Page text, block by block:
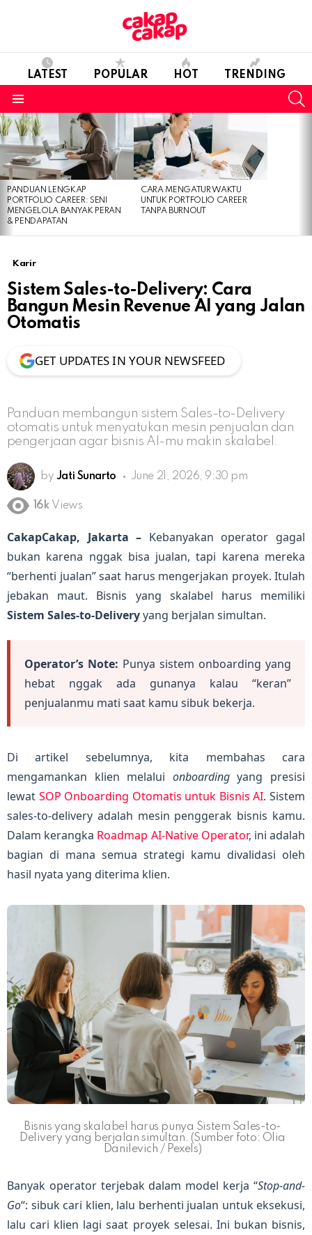
LATEST POPULAR HOT TRENDING
LATEST
STORIES
PANDUAN LENGKAP
PORTFOLIO CAREER: SENI
MENGELOLA BANYAK PERAN
& PENDAPATAN
CARA MENGATUR WAKTU
UNTUK PORTFOLIO CAREER
TANPA BURNOUT
Karir
Sistem Sales-to-Delivery: Cara
Bangun Mesin Revenue AI yang Jalan
Otomatis
GET UPDATES IN YOUR NEWSFEED
Panduan membangun sistem Sales-to-Delivery
otomatis untuk menyatukan mesin penjualan dan
pengerjaan agar bisnis AI-mu makin skalabel.
by Jati Sunarto June 21, 2026, 9:30 pm
16k Views
CakapCakap, Jakarta – Kebanyakan operator gagal
bukan karena nggak bisa jualan, tapi karena mereka
“berhenti jualan” saat harus mengerjakan proyek. Itulah
jebakan maut. Bisnis yang skalabel harus memiliki
Sistem Sales-to-Deliveryyang berjalan simultan.
Operator’s Note: Punya sistem onboarding yang
hebat nggak ada gunanya kalau “keran”
penjualanmu mati saat kamu sibuk bekerja.
Di artikel sebelumnya, kita membahas cara
mengamankan klien melalui onboardingyang presisi
lewat SOP Onboarding Otomatis untuk Bisnis AI. Sistem
sales-to-delivery adalah mesin penggerak bisnis kamu.
Dalam kerangka Roadmap AI-Native Operator, ini adalah
bagian di mana semua strategi kamu divalidasi oleh
hasil nyata yang diterima klien.
Bisnis yang skalabel harus punya Sistem Sales-to-
Delivery yang berjalan simultan. (Sumber foto: Olia
Danilevich / Pexels)
Banyak operator terjebak dalam model kerja “Stop-and-
Go“: sibuk cari klien, lalu berhenti jualan untuk eksekusi,
lalu cari klien lagi saat proyek selesai. Ini bukan bisnis,